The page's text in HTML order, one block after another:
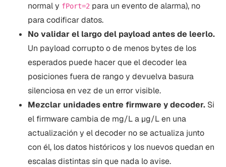
normal y fPort=2 para un evento de alarma), no
para codificar datos.
No validar el largo del payload antes de leerlo.
Un payload corrupto o de menos bytes de los
esperados puede hacer que el decoder lea
posiciones fuera de rango y devuelva basura
silenciosa en vez de un error visible.
Mezclar unidades entre firmware y decoder. Si
el firmware cambia de mg/L a µg/L en una
actualización y el decoder no se actualiza junto
con él, los datos históricos y los nuevos quedan en
escalas distintas sin que nada lo avise.